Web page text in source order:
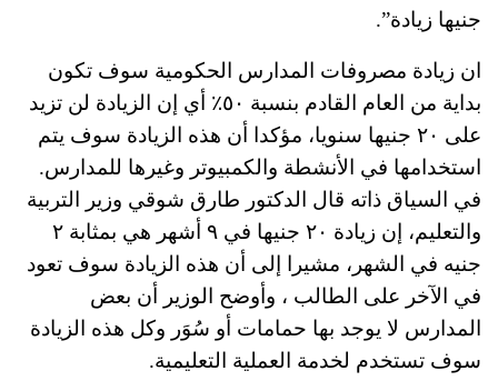
جنيها زيادة”.
ان زيادة مصروفات المدارس الحكومية سوف تكون
بداية من العام القادم بنسبة ٥٠٪؜ أي إن الزيادة لن تزيد
على ٢٠ جنيها سنويا، مؤكدا أن هذه الزيادة سوف يتم
استخدامها في الأنشطة والكمبيوتر وغيرها للمدارس.
في السياق ذاته قال الدكتور طارق شوقي وزير التربية
والتعليم، إن زيادة ٢٠ جنيها في ٩ أشهر هي بمثابة ٢
جنيه في الشهر، مشيرا إلى أن هذه الزيادة سوف تعود
في الآخر على الطالب ، وأوضح الوزير أن بعض
المدارس لا يوجد بها حمامات أو سُوَر وكل هذه الزيادة
سوف تستخدم لخدمة العملية التعليمية.